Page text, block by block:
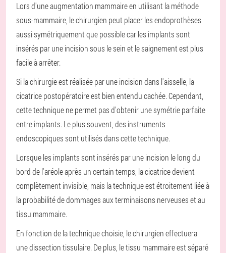
Lors d'une augmentation mammaire en utilisant la méthode
sous-mammaire, le chirurgien peut placer les endoprothèses
aussi symétriquement que possible car les implants sont
insérés par une incision sous le sein et le saignement est plus
facile à arrêter.
Si la chirurgie est réalisée par une incision dans l'aisselle, la
cicatrice postopératoire est bien entendu cachée. Cependant,
cette technique ne permet pas d'obtenir une symétrie parfaite
entre implants. Le plus souvent, des instruments
endoscopiques sont utilisés dans cette technique.
Lorsque les implants sont insérés par une incision le long du
bord de l'aréole après un certain temps, la cicatrice devient
complètement invisible, mais la technique est étroitement liée à
la probabilité de dommages aux terminaisons nerveuses et au
tissu mammaire.
En fonction de la technique choisie, le chirurgien effectuera
une dissection tissulaire. De plus, le tissu mammaire est séparé